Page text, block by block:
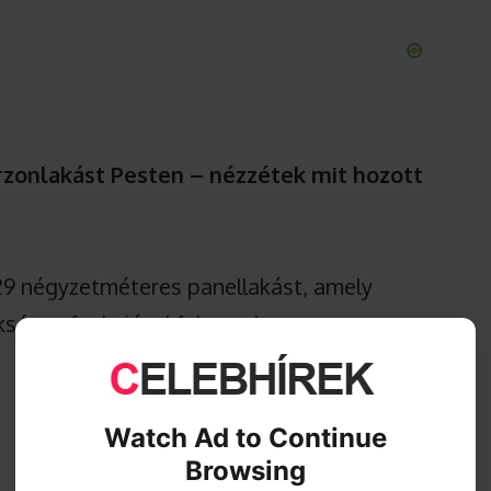
Pesten – nézzétek mit hozott
négyzetméteres panellakást, amely
funkcióval felszerelt.
Watch Ad to Continue
Browsing